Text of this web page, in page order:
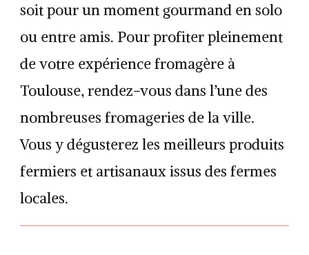
soit pour un moment gourmand en solo
ou entre amis. Pour profiter pleinement
de votre expérience fromagère à
Toulouse, rendez-vous dans l’une des
nombreuses fromageries de la ville.
Vous y dégusterez les meilleurs produits
fermiers et artisanaux issus des fermes
locales.